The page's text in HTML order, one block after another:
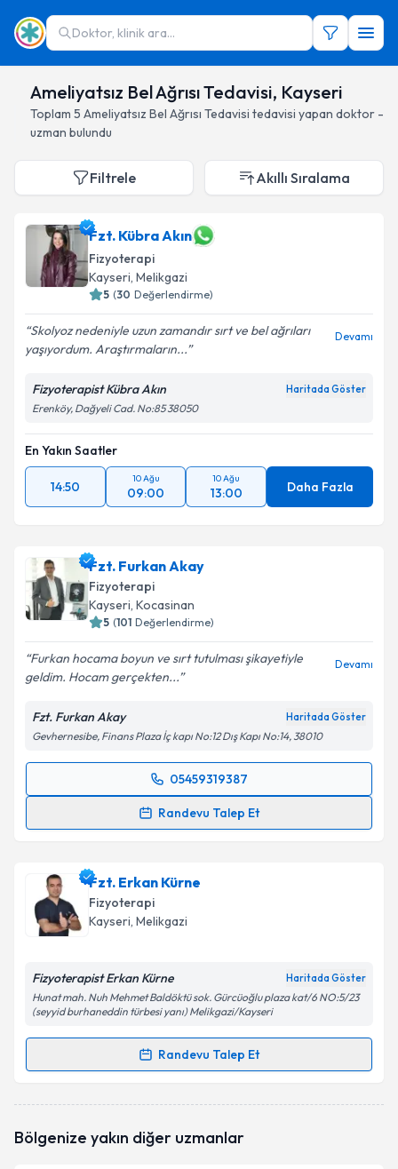
Doktor, klinik ara...
Ameliyatsız Bel Ağrısı Tedavisi, Kayseri
Toplam 5 Ameliyatsız Bel Ağrısı Tedavisi tedavisi yapan doktor -
uzman bulundu
Filtrele Akıllı Sıralama
Fzt. Kübra Akın
Fizyoterapi
Kayseri, Melikgazi
5 (30 Değerlendirme)
Skolyoz nedeniyle uzun zamandır sırt ve bel ağrıları
yaşıyordum. Araştırmaların...
Devamı
Fizyoterapist Kübra Akın Haritada Göster
Erenköy, Dağyeli Cad. No:85 38050
En Yakın Saatler
14:50
10 Ağu
09:00
10 Ağu
13:00 Daha Fazla
Fzt. Furkan Akay
Fizyoterapi
Kayseri, Kocasinan
5 (101 Değerlendirme)
Furkan hocama boyun ve sırt tutulması şikayetiyle
geldim. Hocam gerçekten...
Devamı
Fzt. Furkan Akay Haritada Göster
Gevhernesibe, Finans Plaza İç kapı No:12 Dış Kapı No:14, 38010
05459319387
Randevu Talep Et
Randevu Takvimi Talebi
takvim hazırlandığında e-posta ile bilgilendireceğiz.
E-posta Adresiniz
Kişisel verilerimin işlenmesine ilişkinAydınlatma
'ni okudum ve kişisel verilerimin belirtilen
kapsamda işlenmesini kabul ediyorum.
Fzt. Erkan Kürne
Fizyoterapi
Kayseri, Melikgazi
Fizyoterapist Erkan Kürne Haritada Göster
Hunat mah. Nuh Mehmet Baldöktü sok. Gürcüoğlu plaza kat/6 NO:5/23
(seyyid burhaneddin türbesi yanı) Melikgazi/Kayseri
Randevu Talep Et
Randevu Takvimi Talebi
oluşturun. Size bu uzmandan randevu almanız için bir
Bölgenize yakın diğer uzmanlar